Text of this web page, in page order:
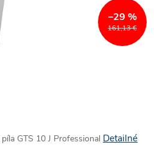
161,13 €
–29 %
GTS 10 J Professional Detailné